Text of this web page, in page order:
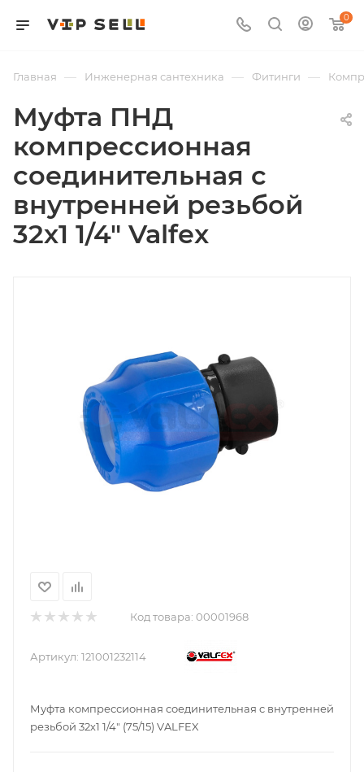
0
Главная — Инженерная сантехника — Фитинги —
Муфта ПНД
компрессионная
соединительная c
внутренней резьбой
32х1 1/4" Valfex
Код товара: 00001968
Артикул: 121001232114
Муфта компрессионная соединительная c внутренней
резьбой 32х1 1/4" (75/15) VALFEX